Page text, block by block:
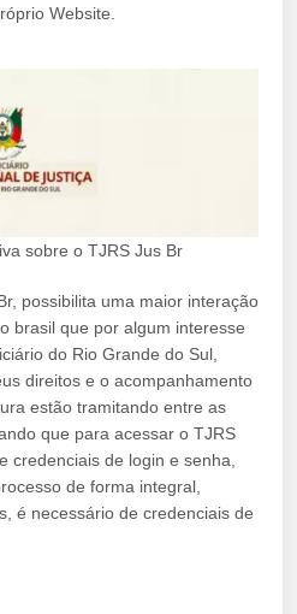
Website.
sobre o TJRS Jus Br
possibilita uma maior interação
brasil que por algum interesse
do Rio Grande do Sul,
direitos e o acompanhamento
estão tramitando entre as
que para acessar o TJRS
credenciais de login e senha,
de forma integral,
é necessário de credenciais de